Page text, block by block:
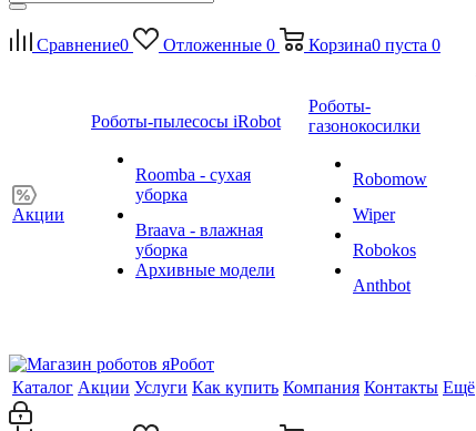
Сравнение0 Отложенные 0 Корзина0 пуста 0
Акции
Роботы-пылесосы iRobot
Roomba - сухая
уборка
Braava - влажная
уборка
Архивные модели
Роботы-
газонокосилки
Robomow
Wiper
Robokos
Anthbot
Каталог Акции Услуги Как купить Компания Контакты Ещё